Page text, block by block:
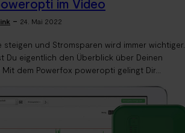
im Video
- 24. Mai 2022
steigen und Stromsparen wird immer wichtiger.
Du eigentlich den Überblick über Deinen
dem Powerfox poweropti gelingt Dir...